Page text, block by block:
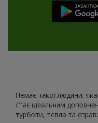
Немає такої людини,
стає ідеальним
турботи, тепла та